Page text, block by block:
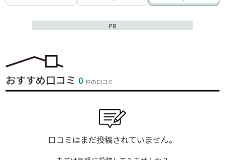
PR
おすすめ口コミ 0件の口コミ
口コミはまだ投稿されていません。